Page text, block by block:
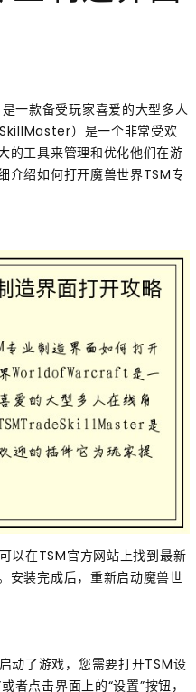
款备受玩家喜爱的大型多人
）是一个非常受欢
的工具来管理和优化他们在游
介绍如何打开魔兽世界TSM专
以在TSM官方网站上找到最新
安装完成后，重新启动魔兽世
动了游戏，您需要打开TSM设
点击界面上的“设置”按钮，